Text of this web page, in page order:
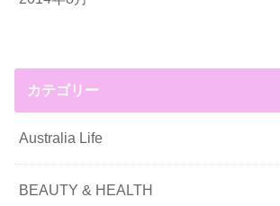
カテゴリー
Australia Life
BEAUTY & HEALTH